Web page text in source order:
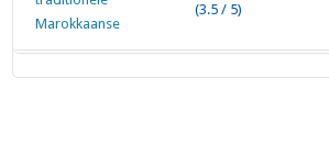
(3.5 / 5)